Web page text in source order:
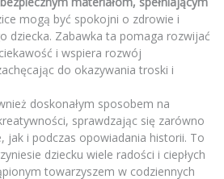
mogą być spokojni o zdrowie i
dziecka. Zabawka ta pomaga rozwijać
i wspiera rozwój
do okazywania troski i
doskonałym sposobem na
sprawdzając się zarówno
jak i podczas opowiadania historii. To
dziecku wiele radości i ciepłych
towarzyszem w codziennych